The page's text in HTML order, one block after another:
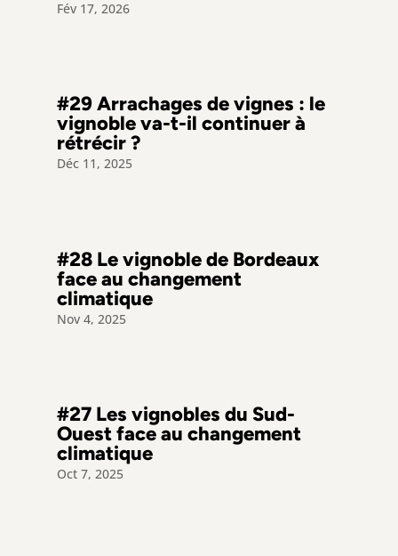
Fév 17, 2026
#29 Arrachages de vignes : le
vignoble va-t-il continuer à
rétrécir ?
Déc 11, 2025
#28 Le vignoble de Bordeaux
face au changement
climatique
Nov 4, 2025
#27 Les vignobles du Sud-
Ouest face au changement
climatique
Oct 7, 2025